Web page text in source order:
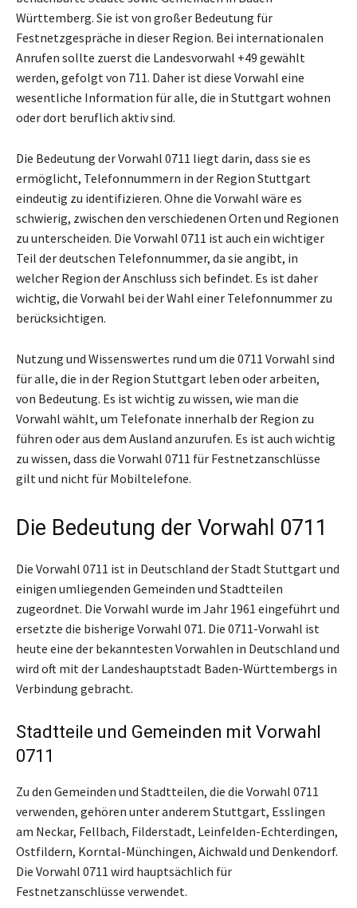
Württemberg. Sie ist von großer Bedeutung für
Festnetzgespräche in dieser Region. Bei internationalen
Anrufen sollte zuerst die Landesvorwahl +49 gewählt
werden, gefolgt von 711. Daher ist diese Vorwahl eine
wesentliche Information für alle, die in Stuttgart wohnen
oder dort beruflich aktiv sind.
Die Bedeutung der Vorwahl 0711 liegt darin, dass sie es
ermöglicht, Telefonnummern in der Region Stuttgart
eindeutig zu identifizieren. Ohne die Vorwahl wäre es
schwierig, zwischen den verschiedenen Orten und Regionen
zu unterscheiden. Die Vorwahl 0711 ist auch ein wichtiger
Teil der deutschen Telefonnummer, da sie angibt, in
welcher Region der Anschluss sich befindet. Es ist daher
wichtig, die Vorwahl bei der Wahl einer Telefonnummer zu
berücksichtigen.
Nutzung und Wissenswertes rund um die 0711 Vorwahl sind
für alle, die in der Region Stuttgart leben oder arbeiten,
von Bedeutung. Es ist wichtig zu wissen, wie man die
Vorwahl wählt, um Telefonate innerhalb der Region zu
führen oder aus dem Ausland anzurufen. Es ist auch wichtig
zu wissen, dass die Vorwahl 0711 für Festnetzanschlüsse
gilt und nicht für Mobiltelefone.
Die Bedeutung der Vorwahl 0711
Die Vorwahl 0711 ist in Deutschland der Stadt Stuttgart und
einigen umliegenden Gemeinden und Stadtteilen
zugeordnet. Die Vorwahl wurde im Jahr 1961 eingeführt und
ersetzte die bisherige Vorwahl 071. Die 0711-Vorwahl ist
heute eine der bekanntesten Vorwahlen in Deutschland und
wird oft mit der Landeshauptstadt Baden-Württembergs in
Verbindung gebracht.
Stadtteile und Gemeinden mit Vorwahl
0711
Zu den Gemeinden und Stadtteilen, die die Vorwahl 0711
verwenden, gehören unter anderem Stuttgart, Esslingen
am Neckar, Fellbach, Filderstadt, Leinfelden-Echterdingen,
Ostfildern, Korntal-Münchingen, Aichwald und Denkendorf.
Die Vorwahl 0711 wird hauptsächlich für
Festnetzanschlüsse verwendet.